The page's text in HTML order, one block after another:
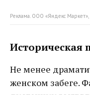
Реклама. ООО «Яндекс
Историческая
Не менее
женском забеге.